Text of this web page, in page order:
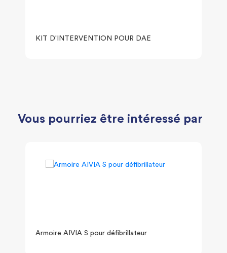
KIT D'INTERVENTION POUR DAE
Vous pourriez être intéressé par
Armoire AIVIA S pour défibrillateur